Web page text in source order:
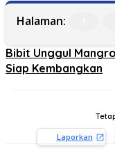
Halaman:
Bibit Unggul
Siap Kembangkan
Laporkan